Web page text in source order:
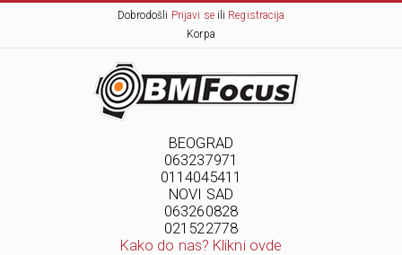
Dobrodošli Prijavi seili Registracija
Korpa
BEOGRAD
063237971
0114045411
NOVI SAD
063260828
021522778
Kako do nas? Klikni ovde